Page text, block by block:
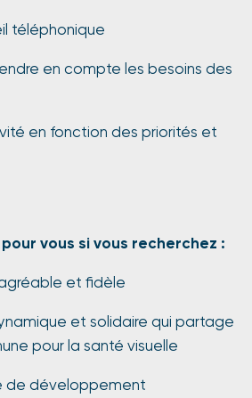
téléphonique
en compte les besoins des
en fonction des priorités et
vous si vous recherchez :
et fidèle
et solidaire qui partage
pour la santé visuelle
développement